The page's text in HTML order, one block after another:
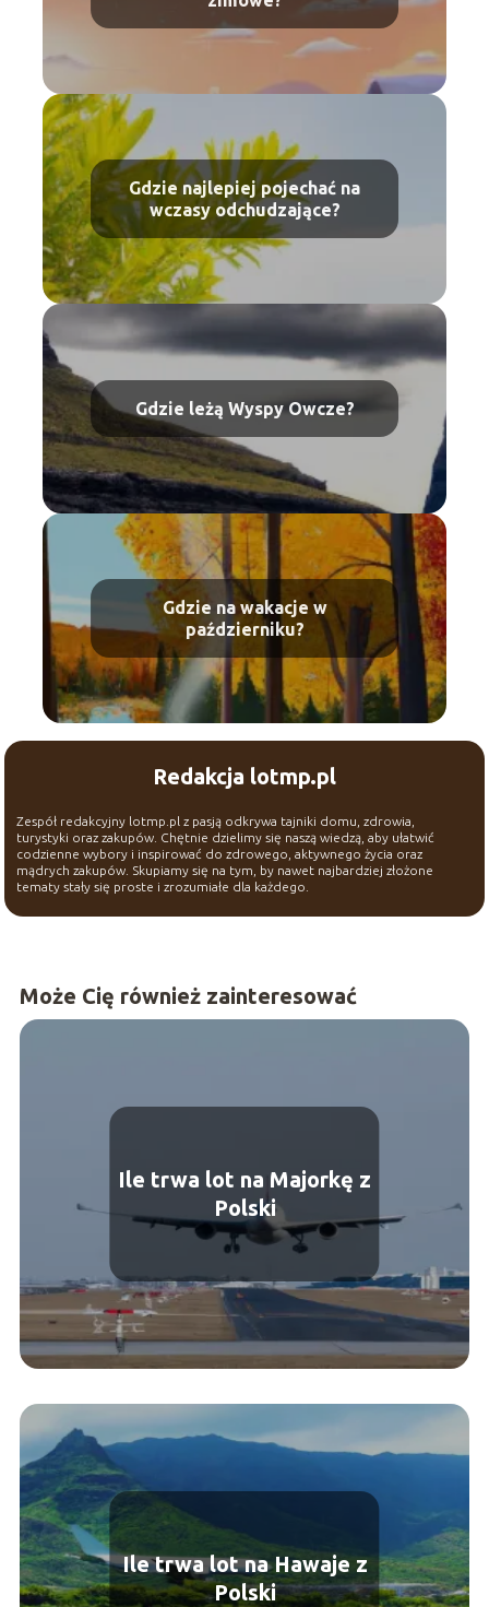
Gdzie najlepiej pojechać na
wczasy odchudzające?
Gdzie leżą Wyspy Owcze?
Gdzie na wakacje w
październiku?
Redakcja lotmp.pl
Zespół redakcyjny lotmp.pl z pasją odkrywa tajniki domu, zdrowia,
turystyki oraz zakupów. Chętnie dzielimy się naszą wiedzą, aby ułatwić
codzienne wybory i inspirować do zdrowego, aktywnego życia oraz
mądrych zakupów. Skupiamy się na tym, by nawet najbardziej złożone
tematy stały się proste i zrozumiałe dla każdego.
Może Cię również zainteresować
Ile trwa lot na Majorkę z
Polski
Ile trwa lot na Hawaje z
Polski